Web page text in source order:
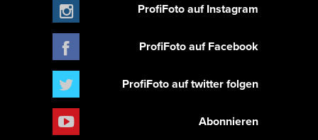
ProfiFoto auf Instagram
ProfiFoto auf Facebook
ProfiFoto auf twitter folgen
Abonnieren